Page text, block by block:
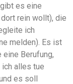
es eine
rein wollt), die
ich
melden). Es ist
Berufung,
alles tue
es soll